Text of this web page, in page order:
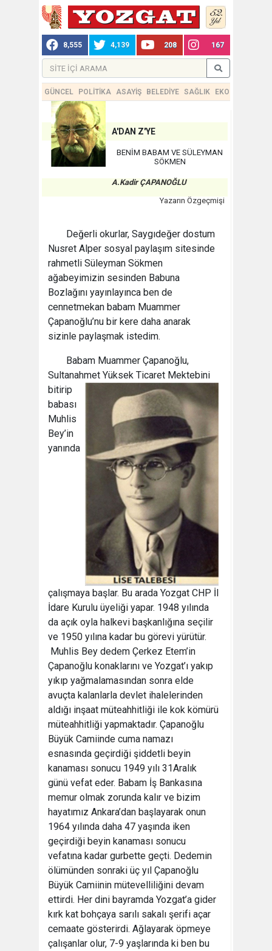
8,555 4,139 208 167
GÜNCEL POLİTİKA ASAYİŞ BELEDİYE SAĞLIK EKONOMİ
A'DAN Z'YE
BENİM BABAM VE SÜLEYMAN
SÖKMEN
A.Kadir ÇAPANOĞLU
Yazarın Özgeçmişi
Değerli okurlar, Saygıdeğer dostum
Nusret Alper sosyal paylaşım sitesinde
rahmetli Süleyman Sökmen
ağabeyimizin sesinden Babuna
Bozlağını yayınlayınca ben de
cennetmekan babam Muammer
Çapanoğlu’nu bir kere daha anarak
sizinle paylaşmak istedim.
Babam Muammer Çapanoğlu,
Sultanahmet Yüksek Ticaret Mektebini
bitirip
babası
Muhlis
Bey’in
yanında
çalışmaya başlar. Bu arada Yozgat CHP İl
İdare Kurulu üyeliği yapar. 1948 yılında
da açık oyla halkevi başkanlığına seçilir
ve 1950 yılına kadar bu görevi yürütür.
Muhlis Bey dedem Çerkez Etem’in
Çapanoğlu konaklarını ve Yozgat’ı yakıp
yıkıp yağmalamasından sonra elde
avuçta kalanlarla devlet ihalelerinden
aldığı inşaat müteahhitliği ile kok kömürü
müteahhitliği yapmaktadır. Çapanoğlu
Büyük Camiinde cuma namazı
esnasında geçirdiği şiddetli beyin
kanaması sonucu 1949 yılı 31Aralık
günü vefat eder. Babam İş Bankasına
memur olmak zorunda kalır ve bizim
hayatımız Ankara’dan başlayarak onun
1964 yılında daha 47 yaşında iken
geçirdiği beyin kanaması sonucu
vefatına kadar gurbette geçti. Dedemin
ölümünden sonraki üç yıl Çapanoğlu
Büyük Camiinin mütevelliliğini devam
ettirdi. Her dini bayramda Yozgat’a gider
kırk kat bohçaya sarılı sakalı şerifi açar
cemaate gösterirdi. Ağlayarak öpmeye
çalışanlar olur, 7-9 yaşlarında ki ben bu